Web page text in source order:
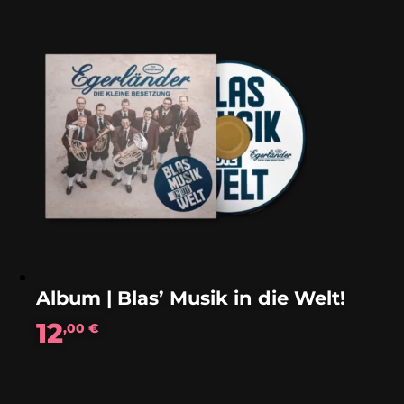
Album | Blas’ Musik in die Welt!
12,00€